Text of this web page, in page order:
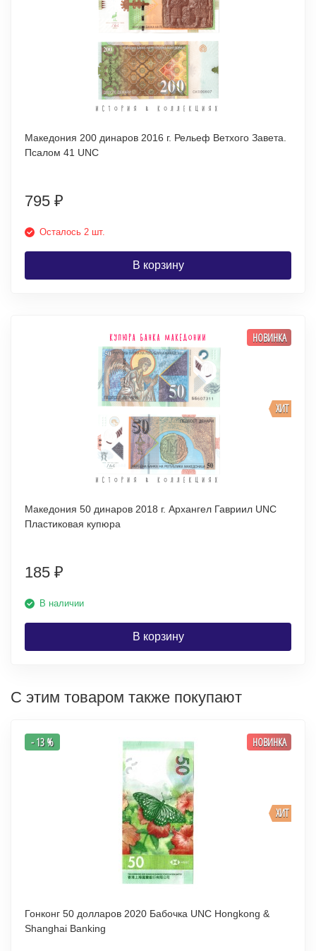
Македония 200 динаров 2016 г. Рельеф Ветхого Завета.
Псалом 41 UNC
795 ₽
Осталось 2 шт.
В корзину
ХИТ
НОВИНКА
Македония 50 динаров 2018 г. Архангел Гавриил UNC
Пластиковая купюра
185 ₽
В наличии
В корзину
С этим товаром также покупают
ХИТ
- 13 % НОВИНКА
Гонконг 50 долларов 2020 Бабочка UNC Hongkong &
Shanghai Banking